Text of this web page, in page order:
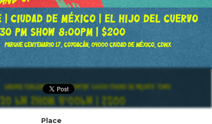
Place